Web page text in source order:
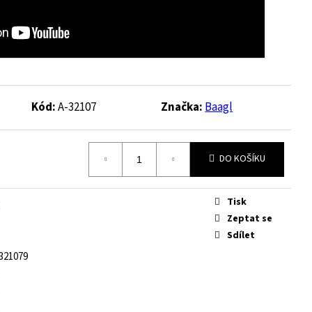
Kód:A-32107 Značka:Baagl
DO KOŠÍKU
Tisk
Zeptat se
Sdílet